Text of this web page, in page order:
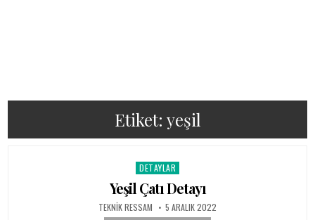
Etiket: yeşil
Posted in
DETAYLAR
Yeşil Çatı Detayı
AUTHOR:
TEKNIK RESSAM PUBLISHED DATE:
5 ARALIK 2022